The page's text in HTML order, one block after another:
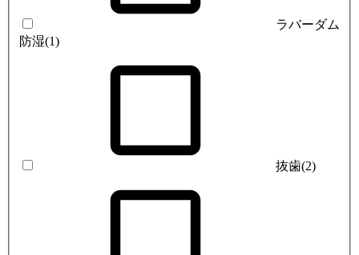
ラバーダム
防湿(1)
抜歯(2)